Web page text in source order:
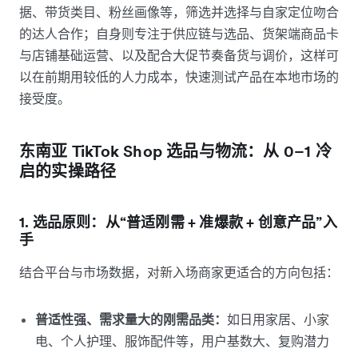
据、带货类目、粉丝画像等，筛选并选择与自家定位吻合
的达人合作；自身则专注于供应链与选品、货架端商品卡
与店铺基础运营、以及配合大促节奏备货与调价，这样可
以在前期用较低的人力成本，快速测试产品在本地市场的
接受度。
东南亚 TikTok Shop 选品与物流：从 0–1 冷
启的实操路径
1. 选品原则：从“普适刚需 + 准爆款 + 创意产品”入
手
结合平台与市场数据，对新入场商家更适合的方向包括：
普适性强、需求量大的刚需品类： 如日用家居、小家
电、个人护理、服饰配件等，用户基数大、复购潜力